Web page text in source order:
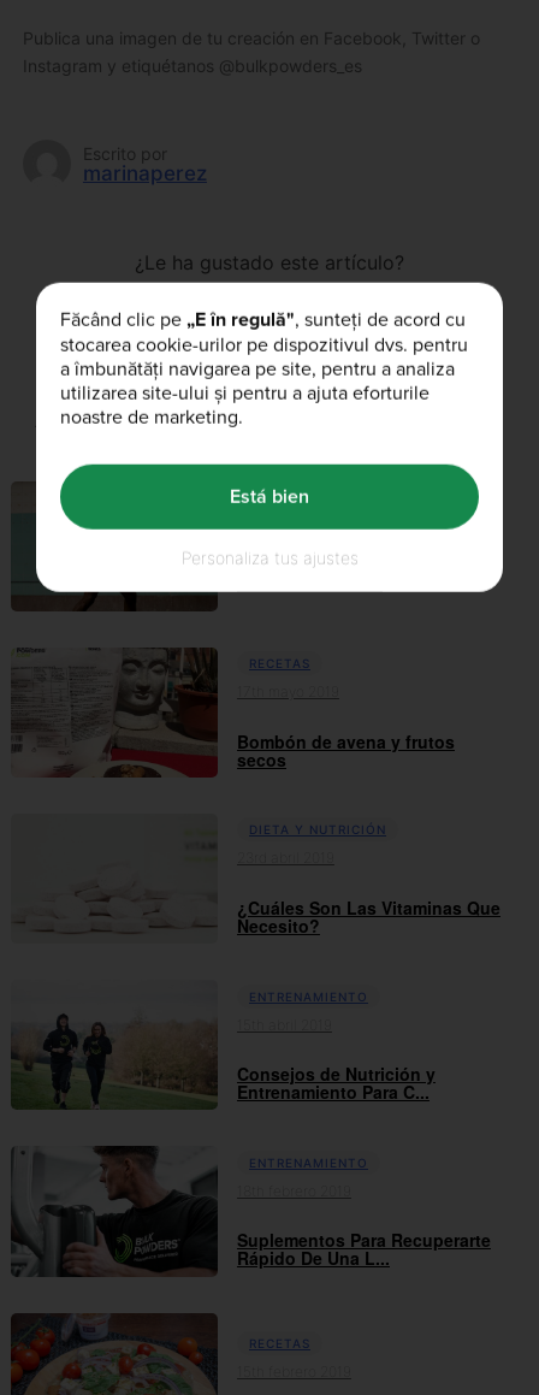
Publica una imagen de tu creación en Facebook, Twitter o
Instagram y etiquétanos @bulkpowders_es
Escrito por
marinaperez
¿Le ha gustado este artículo?
Artículos relacionados
BULK™ NEWS
03rd enero 2021
RECETAS
Bombón de avena y frutos
secos
DIETA Y NUTRICIÓN
¿Cuáles Son Las Vitaminas Que
Necesito?
ENTRENAMIENTO
Consejos de Nutrición y
Entrenamiento Para C...
ENTRENAMIENTO
Suplementos Para Recuperarte
Rápido De Una L...
RECETAS
Făcând clic pe „E în regulă", sunteți de acord cu
stocarea cookie-urilor pe dispozitivul dvs. pentru
a îmbunătăți navigarea pe site, pentru a analiza
utilizarea site-ului și pentru a ajuta eforturile
noastre de marketing.
Personaliza tus ajustes
Está bien